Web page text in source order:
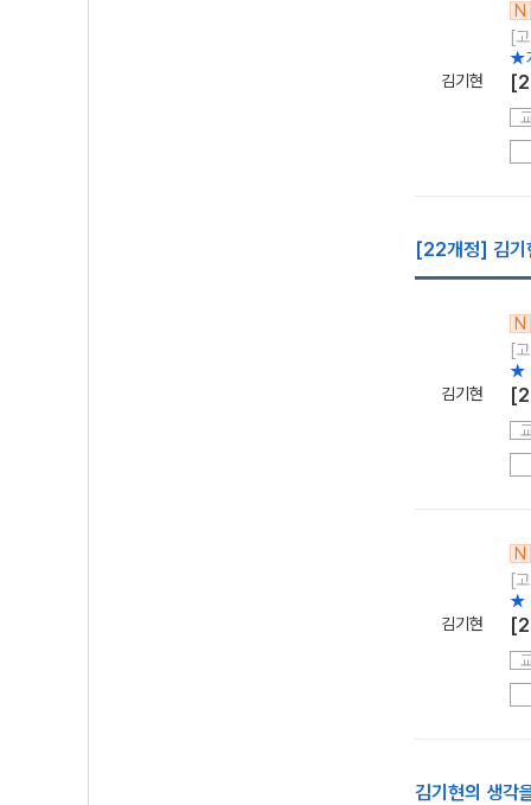
김기현
N
[
★
[22개정] 김기
김기현
N
[
★
김기현
N
[
★
김기현의 생각